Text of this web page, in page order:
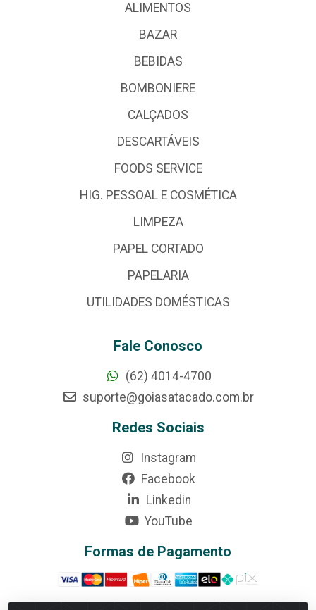
ALIMENTOS
BAZAR
BEBIDAS
BOMBONIERE
CALÇADOS
DESCARTÁVEIS
FOODS SERVICE
HIG. PESSOAL E COSMÉTICA
LIMPEZA
PAPEL CORTADO
PAPELARIA
UTILIDADES DOMÉSTICAS
Fale Conosco
(62) 4014-4700
suporte@goiasatacado.com.br
Redes Sociais
Instagram
Facebook
Linkedin
YouTube
Formas de Pagamento